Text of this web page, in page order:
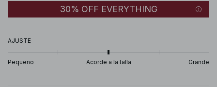
30% OFF EVERYTHING
AJUSTE
Pequeño Acorde a la talla Grande